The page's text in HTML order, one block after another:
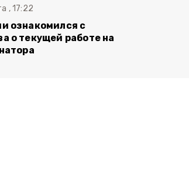
, 17:22
ознакомился с
о текущей работе на